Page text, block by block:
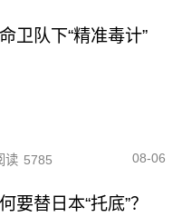
卫队下“精准毒计”
读 5785 08-06
替日本“托底”？